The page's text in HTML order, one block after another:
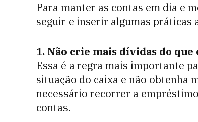
Para manter as contas em dia e
seguir e inserir algumas práticas
1. Não crie mais dívidas do
Essa é a regra mais importante
situação do caixa e não obtenha
necessário recorrer a
contas.